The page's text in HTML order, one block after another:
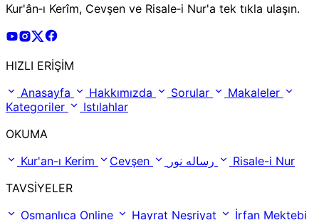
Kur'ân‑ı Kerîm, Cevşen ve Risale‑i Nur'a tek tıkla ulaşın.
Risale Online Youtube Hesabı
Risale Online Instagram Hesabı
Risale Online X Hesabı
HIZLI ERİŞİM
Anasayfa
Hakkımızda Sorular
Makaleler
Kategoriler
Istılahlar
OKUMA
Kur'an-ı Kerim
Cevşen
Risale-i Nur
TAVSİYELER
Osmanlıca Online
Hayrat Neşriyat İrfan Mektebi